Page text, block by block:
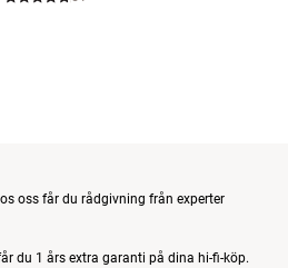
oss får du rådgivning från experter
du 1 års extra garanti på dina hi-fi-köp.